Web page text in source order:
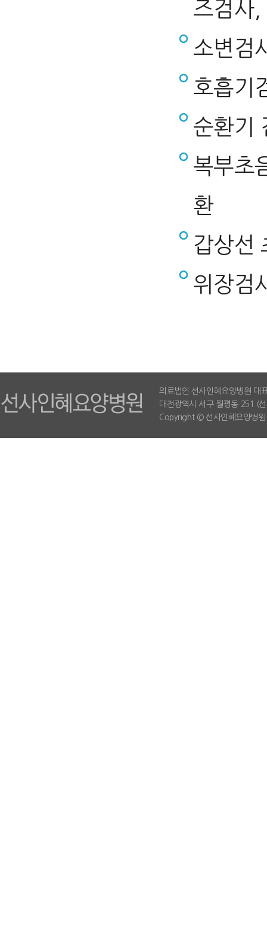
즈검사,
소변검
호흡기
순환기
복부초
환
갑상선
위장검
의료법인 선사인혜요양병원 대
대전광역시 서구 월평동 251 (
Copyright © 선사인혜요양병